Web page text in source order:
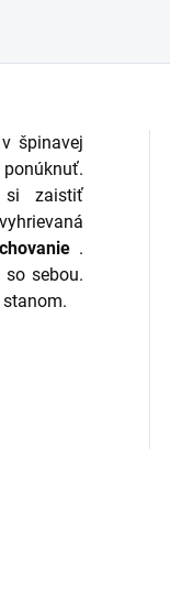
špinavej
si zaistiť
.
sebou.